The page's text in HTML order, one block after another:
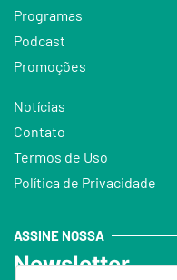
Programas
Podcast
Promoções
Notícias
Contato
Termos de Uso
Política de Privacidade
ASSINE NOSSA
Newsletter